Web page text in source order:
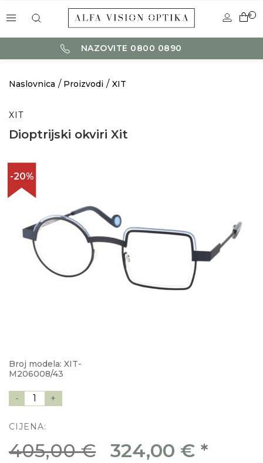
0
NAZOVITE 0800 0890
Naslovnica Proizvodi XIT
XIT
Dioptrijski okviri Xit
-20%
Broj modela: XIT-
M206008/43
- 1 +
CIJENA:
405,00 € 324,00 € *